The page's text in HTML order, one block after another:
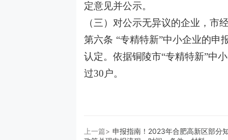
定意见并公示。
（三）对公示无异议的企业，市
第六条 “专精特新”中小企业的申
认定。依据铜陵市“专精特新”中
过30户。
上一篇> 申报指南！2023年合肥高新区部分